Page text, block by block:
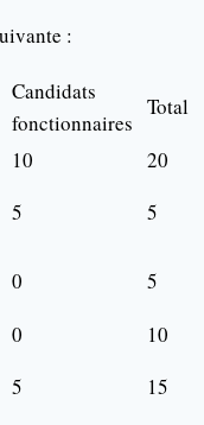
:
Candidats
fonctionnaires
Total
10
20
5
5
0
5
0
10
5
15